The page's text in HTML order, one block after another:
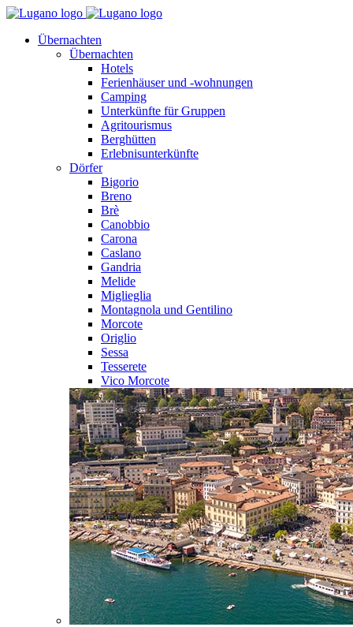
Übernachten
Übernachten
Hotels
Ferienhäuser und -wohnungen
Camping
Unterkünfte für Gruppen
Agritourismus
Berghütten
Erlebnisunterkünfte
Dörfer
Bigorio
Breno
Brè
Canobbio
Carona
Caslano
Gandria
Melide
Miglieglia
Montagnola und Gentilino
Morcote
Origlio
Sessa
Tesserete
Vico Morcote